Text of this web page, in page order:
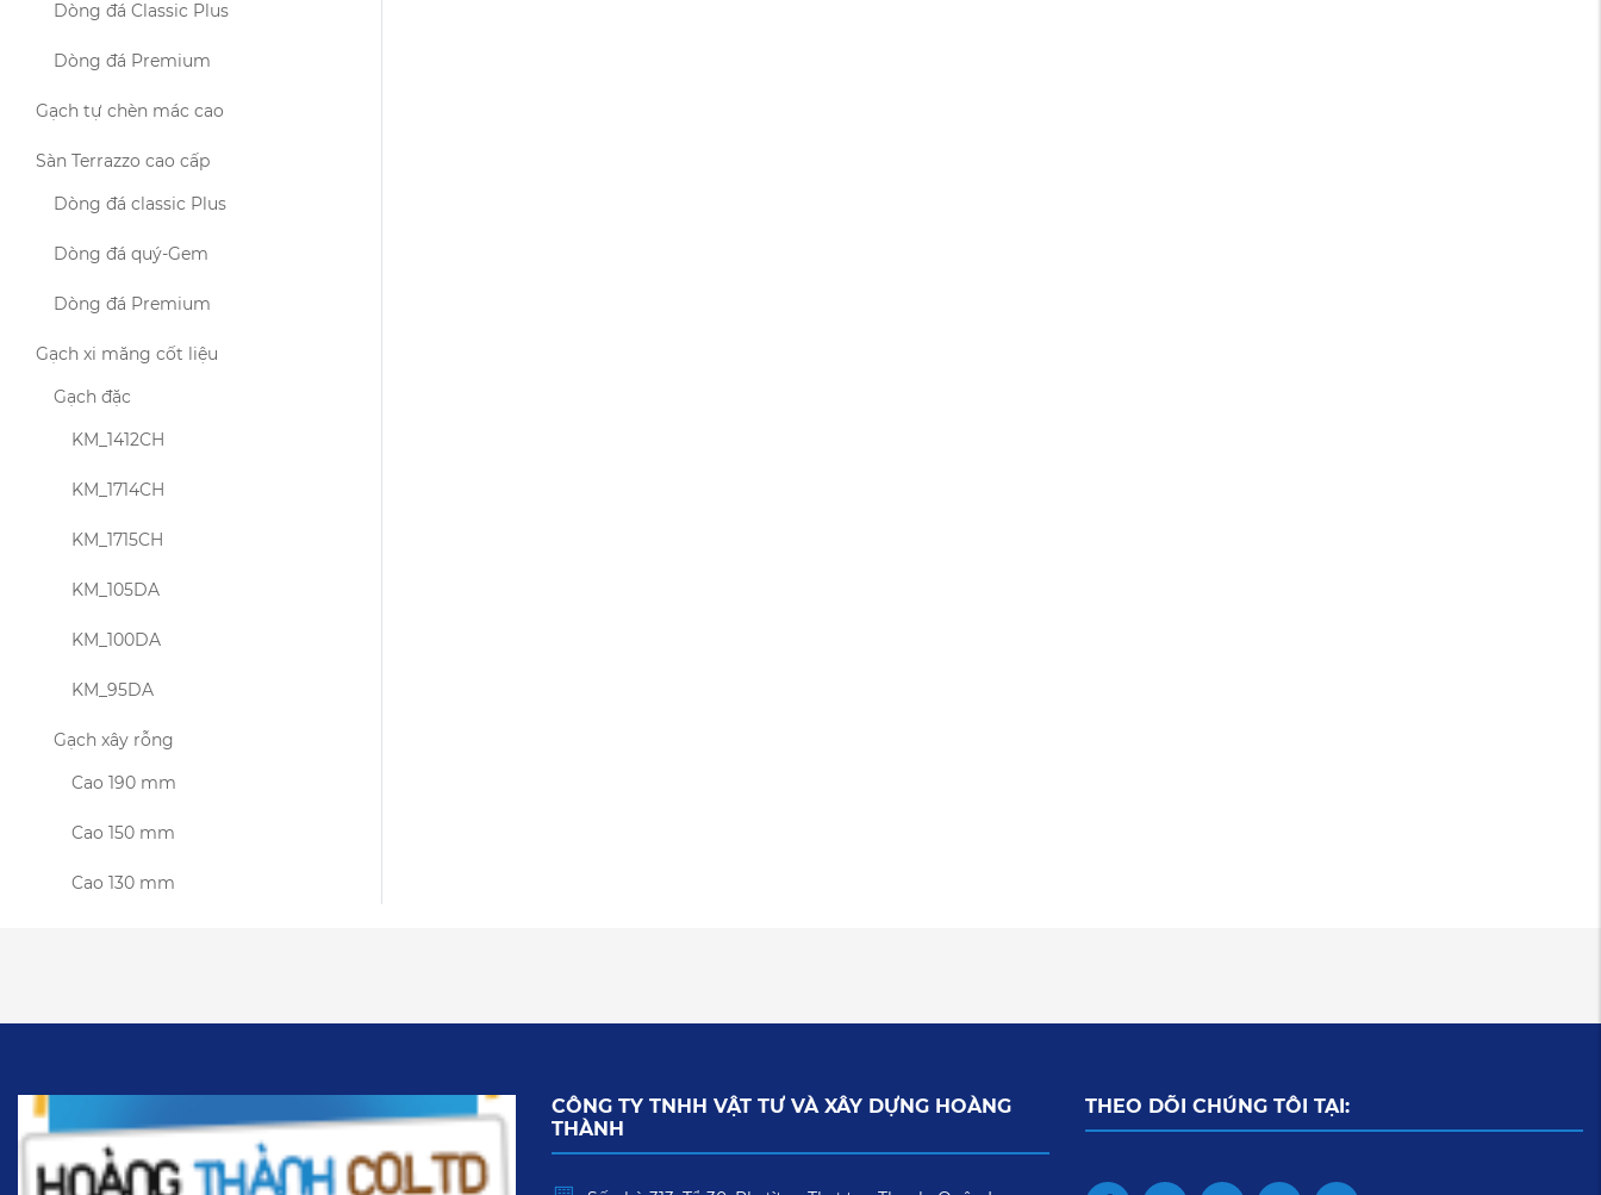
Dòng đá Classic Plus
Dòng đá Premium
Gạch tự chèn mác cao
Sàn Terrazzo cao cấp
Dòng đá classic Plus
Dòng đá quý-Gem
Dòng đá Premium
Gạch xi măng cốt liệu
Gạch đặc
KM_1412CH
KM_1714CH
KM_1715CH
KM_105DA
KM_100DA
KM_95DA
Gạch xây rỗng
Cao 190 mm
Cao 150 mm
Cao 130 mm
CÔNG TY TNHH VẬT TƯ VÀ XÂY DỰNG HOÀNG
THÀNH
THEO DÕI CHÚNG TÔI TẠI: